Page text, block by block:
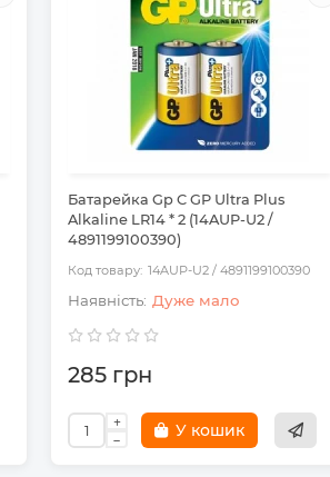
Батарейка Gp C GP Ultra Plus
Alkaline LR14 * 2 (14AUP-U2 /
4891199100390)
14AUP-U2 / 4891199100390
Дуже мало
285 грн
У кошик